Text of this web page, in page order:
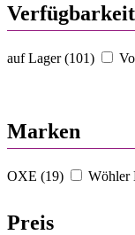
Verfügbarkeit
auf Lager (101)
Marken
OXE (19) Wöhler
Preis